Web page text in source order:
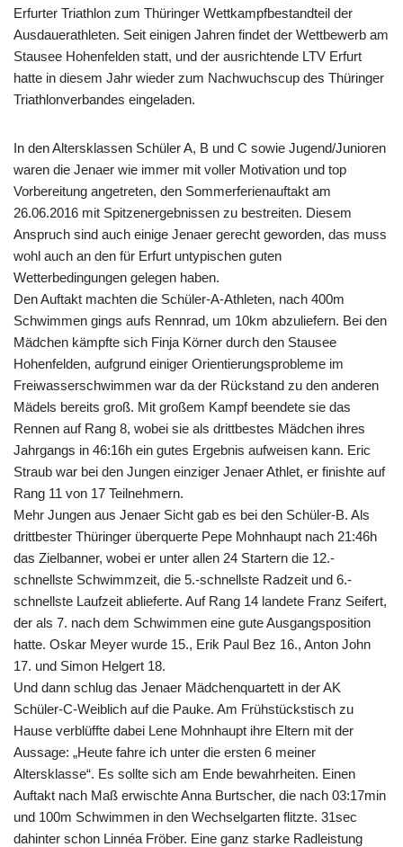
Erfurter Triathlon zum Thüringer Wettkampfbestandteil der
Ausdauerathleten. Seit einigen Jahren findet der Wettbewerb am
Stausee Hohenfelden statt, und der ausrichtende LTV Erfurt
hatte in diesem Jahr wieder zum Nachwuchscup des Thüringer
Triathlonverbandes eingeladen.
In den Altersklassen Schüler A, B und C sowie Jugend/Junioren
waren die Jenaer wie immer mit voller Motivation und top
Vorbereitung angetreten, den Sommerferienauftakt am
26.06.2016 mit Spitzenergebnissen zu bestreiten. Diesem
Anspruch sind auch einige Jenaer gerecht geworden, das muss
wohl auch an den für Erfurt untypischen guten
Wetterbedingungen gelegen haben.
Den Auftakt machten die Schüler-A-Athleten, nach 400m
Schwimmen gings aufs Rennrad, um 10km abzuliefern. Bei den
Mädchen kämpfte sich Finja Körner durch den Stausee
Hohenfelden, aufgrund einiger Orientierungsprobleme im
Freiwasserschwimmen war da der Rückstand zu den anderen
Mädels bereits groß. Mit großem Kampf beendete sie das
Rennen auf Rang 8, wobei sie als drittbestes Mädchen ihres
Jahrgangs in 46:16h ein gutes Ergebnis aufweisen kann. Eric
Straub war bei den Jungen einziger Jenaer Athlet, er finishte auf
Rang 11 von 17 Teilnehmern.
Mehr Jungen aus Jenaer Sicht gab es bei den Schüler-B. Als
drittbester Thüringer überquerte Pepe Mohnhaupt nach 21:46h
das Zielbanner, wobei er unter allen 24 Startern die 12.-
schnellste Schwimmzeit, die 5.-schnellste Radzeit und 6.-
schnellste Laufzeit ablieferte. Auf Rang 14 landete Franz Seifert,
der als 7. nach dem Schwimmen eine gute Ausgangsposition
hatte. Oskar Meyer wurde 15., Erik Paul Bez 16., Anton John
17. und Simon Helgert 18.
Und dann schlug das Jenaer Mädchenquartett in der AK
Schüler-C-Weiblich auf die Pauke. Am Frühstückstisch zu
Hause verblüffte dabei Lene Mohnhaupt ihre Eltern mit der
Aussage: „Heute fahre ich unter die ersten 6 meiner
Altersklasse“. Es sollte sich am Ende bewahrheiten. Einen
Auftakt nach Maß erwischte Anna Burtscher, die nach 03:17min
und 100m Schwimmen in den Wechselgarten flitzte. 31sec
dahinter schon Linnéa Fröber. Eine ganz starke Radleistung